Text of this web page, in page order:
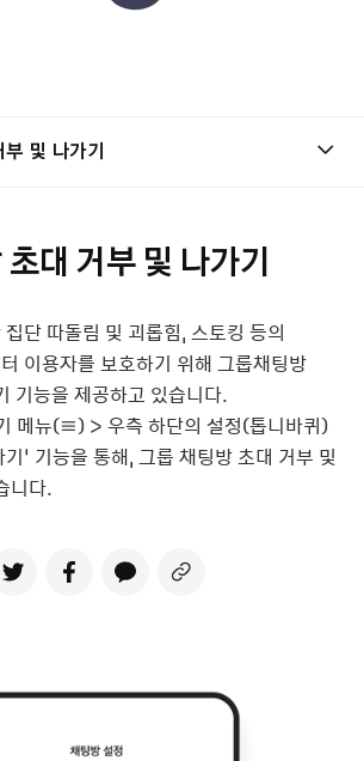
및 나가기
대 거부 및 나가기
단 따돌림 및 괴롭힘, 스토킹 등의
이용자를 보호하기 위해 그룹채팅방
기능을 제공하고 있습니다.
메뉴(≡) > 우측 하단의 설정(톱니바퀴)
’ 기능을 통해, 그룹 채팅방 초대 거부 및
니다.